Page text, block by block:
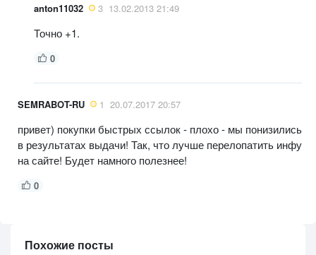
anton11032 3 13.02.2013 21:49
Точно +1.
0
SEMRABOT-RU 1 20.07.2017 20:57
привет) покупки быстрых ссылок - плохо - мы понизились
в результатах выдачи! Так, что лучше перелопатить инфу
на сайте! Будет намного полезнее!
0
Похожие посты